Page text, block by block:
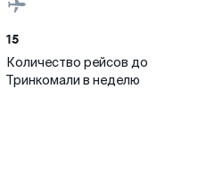
15
Количество рейсов до
Тринкомали в неделю